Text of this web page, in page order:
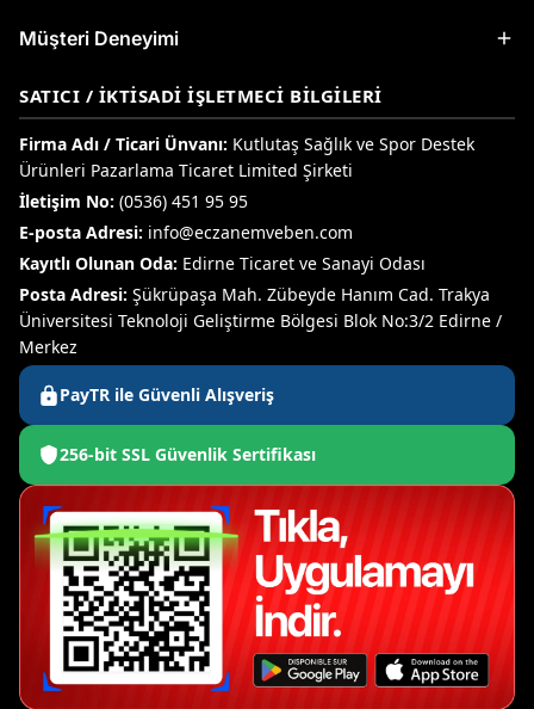
Müşteri Deneyimi
SATICI / İKTISADI İŞLETMECI BILGILERI
Firma Adı / Ticari Ünvanı: Kutlutaş Sağlık ve Spor Destek
Ürünleri Pazarlama Ticaret Limited Şirketi
İletişim No: (0536) 451 95 95
E-posta Adresi: info@eczanemveben.com
Kayıtlı Olunan Oda: Edirne Ticaret ve Sanayi Odası
Posta Adresi: Şükrüpaşa Mah. Zübeyde Hanım Cad. Trakya
Üniversitesi Teknoloji Geliştirme Bölgesi Blok No:3/2 Edirne /
Merkez
PayTR ile Güvenli Alışveriş
256-bit SSL Güvenlik Sertifikası